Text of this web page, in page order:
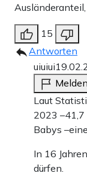
15
Antworten
uiuiui
Melden
Laut
2023 –41,7
Babys
In 16
dürfen.